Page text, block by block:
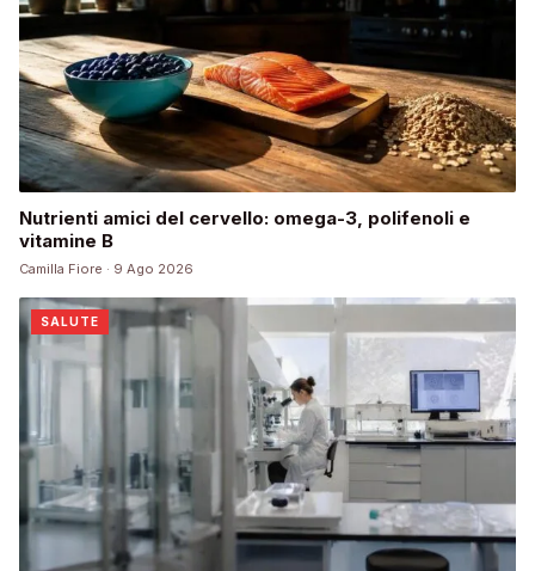
Nutrienti amici del cervello: omega-3, polifenoli e
vitamine B
Camilla Fiore · 9 Ago 2026
SALUTE